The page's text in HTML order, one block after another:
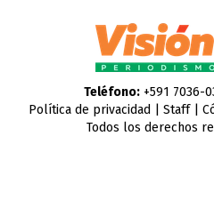
Teléfono:+591 7036-
Política de privacidad
Staff|
Todos los derechos